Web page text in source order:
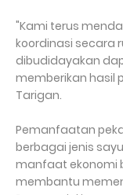
"Kami terus
koordinasi secara
dibudidayakan
memberikan hasil
Tarigan.
Pemanfaatan
berbagai jenis
manfaat ekonomi
membantu